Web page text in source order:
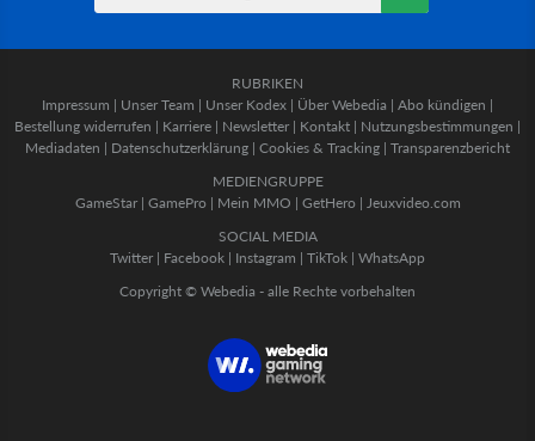
RUBRIKEN
Impressum | Unser Team | Unser Kodex | Über Webedia | Abo kündigen |
Bestellung widerrufen | Karriere | Newsletter | Kontakt | Nutzungsbestimmungen |
Mediadaten | Datenschutzerklärung | Cookies & Tracking | Transparenzbericht
MEDIENGRUPPE
GameStar| GamePro | Mein MMO | GetHero | Jeuxvideo.com
SOCIAL MEDIA
Twitter | Facebook | Instagram | TikTok | WhatsApp
Copyright © Webedia - alle Rechte vorbehalten